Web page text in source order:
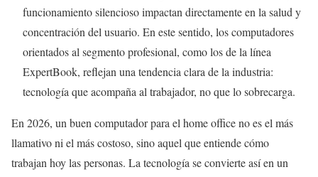
funcionamiento silencioso impactan directamente en la salud y
concentración del usuario. En este sentido, los computadores
orientados al segmento profesional, como los de la línea
ExpertBook, reflejan una tendencia clara de la industria:
tecnología que acompaña al trabajador, no que lo sobrecarga.
En 2026, un buen computador para el home office no es el más
llamativo ni el más costoso, sino aquel que entiende cómo
trabajan hoy las personas. La tecnología se convierte así en un